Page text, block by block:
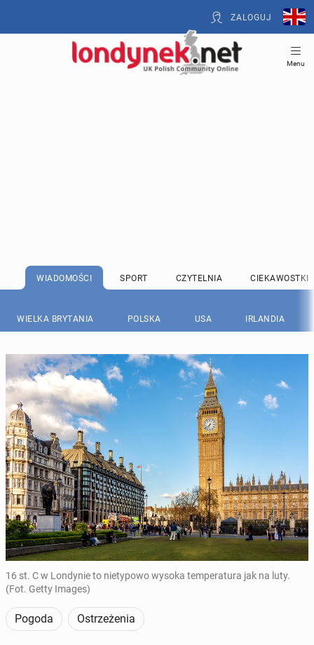
ZALOGUJ
Menu
WIADOMOŚCI SPORT CZYTELNIA CIEKAWOSTKI
WIELKA BRYTANIA POLSKA USA IRLANDIA
16 st. C w Londynie to nietypowo wysoka temperatura jak na luty.
(Fot. Getty Images)
Pogoda Ostrzeżenia